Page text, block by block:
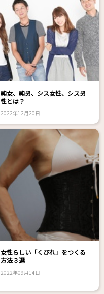
純女、純男、シス女性、シス男
性とは？
2022年12月20日
女性らしい「くびれ」をつくる
方法３選
2022年09月14日